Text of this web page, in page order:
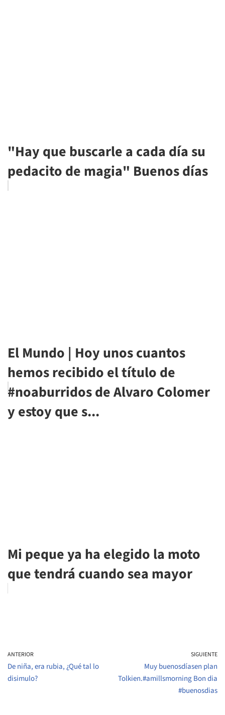
"Hay que buscarle a cada día su
pedacito de magia" Buenos días
El Mundo | Hoy unos cuantos
hemos recibido el título de
#noaburridos de Alvaro Colomer
y estoy que s...
Mi peque ya ha elegido la moto
que tendrá cuando sea mayor
ANTERIOR
De niña, era rubia, ¿Qué tal lo
disimulo?
SIGUIENTE
Muy buenosdíasen plan
Tolkien.#amillsmorning Bon dia
#buenosdias